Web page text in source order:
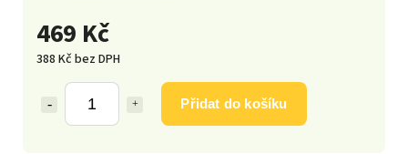
469 Kč
388 Kč bez DPH
Přidat do košíku